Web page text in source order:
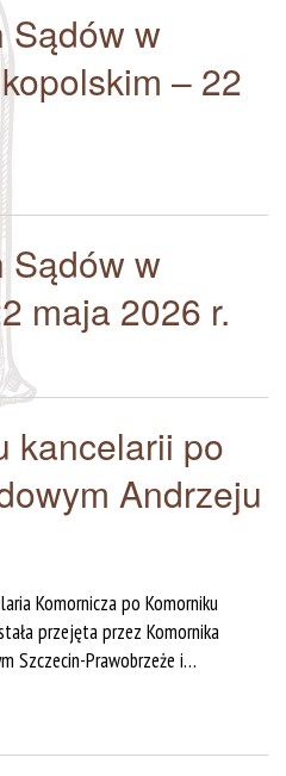
Sądów w
– 22
Sądów w
maja 2026 r.
kancelarii po
Andrzeju
Komornicza po Komorniku
przejęta przez Komornika
Szczecin-Prawobrzeże i…